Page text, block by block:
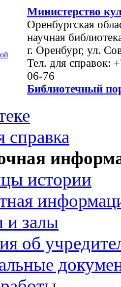
Министерство
Оренбургская
научная
г. Оренбург, ул.
Тел. для справок:
06-76
Библиотечный
справка
истории
и залы
об